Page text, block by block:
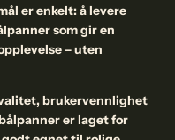
er enkelt: å levere
som gir en
– uten
brukervennlighet
er laget for